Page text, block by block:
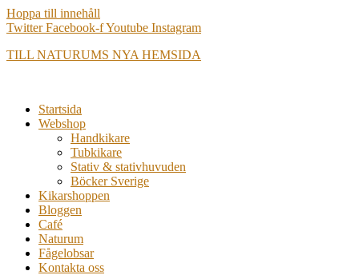
Hoppa till innehåll
Twitter Facebook-fYoutube Instagram
TILL NATURUMS NYA HEMSIDA
Startsida
Webshop
Handkikare
Tubkikare
Stativ & stativhuvuden
Böcker Sverige
Kikarshoppen
Bloggen
Café
Naturum
Fågelobsar
Kontakta oss